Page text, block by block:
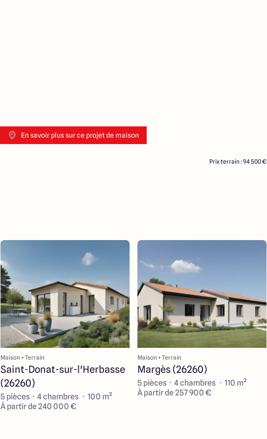
En savoir plus sur ce projet de maison
Prix terrain : 94 500 €
Maison + Terrain
Saint-Donat-sur-l'Herbasse
(26260)
5 pièces · 4 chambres · 100 m²
À partir de 240 000 €
Maison + Terrain
Margès (26260)
5 pièces · 4 chambres · 110 m²
À partir de 257 900 €